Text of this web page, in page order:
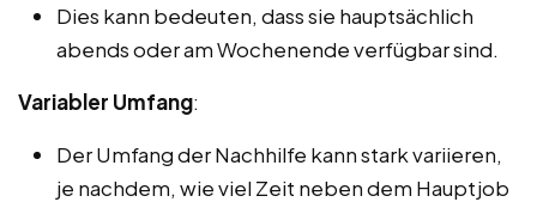
Dies kann bedeuten, dass sie hauptsächlich
abends oder am Wochenende verfügbar sind.
Variabler Umfang:
Der Umfang der Nachhilfe kann stark variieren,
je nachdem, wie viel Zeit neben dem Hauptjob